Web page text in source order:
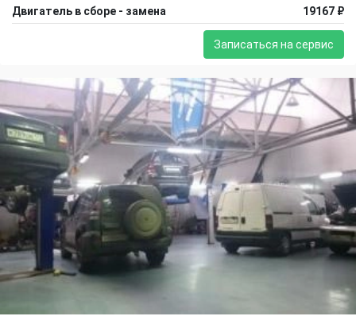
Двигатель в сборе - замена 19167 ₽
Записаться на сервис